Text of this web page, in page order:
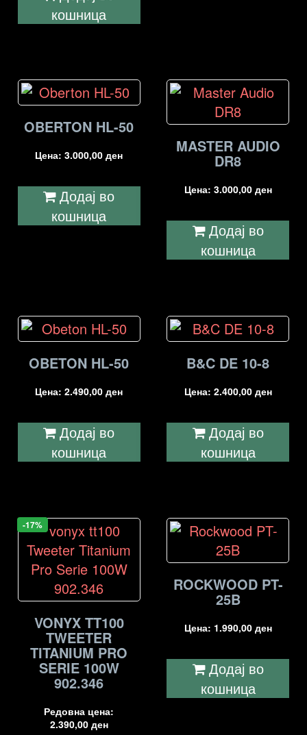
кошница
OBERTON HL-50
Цена:3.000,00ден
Додај во
кошница
MASTER AUDIO
DR8
Цена: 3.000,00 ден
Додај во
кошница
OBETON HL-50
Цена:2.490,00ден
Додај во
кошница
B&C DE 10-8
Цена: 2.400,00 ден
Додај во
кошница
-17%
VONYX TT100
TWEETER
TITANIUM PRO
SERIE 100W
902.346
Редовна цена:
2.390,00 ден
ROCKWOOD PT-
25B
Цена: 1.990,00 ден
Додај во
кошница